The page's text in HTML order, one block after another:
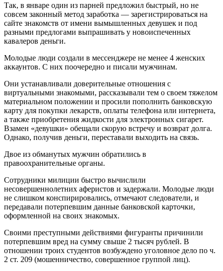
Так, в январе один из парней предложил быстрый, но не
совсем законный метод заработка — зарегистрироваться на
сайте знакомств от имени вымышленных девушек и под
разными предлогами выпрашивать у новоиспеченных
кавалеров деньги.
Молодые люди создали в мессенджере не менее 4 женских
аккаунтов. С них поочередно и писали мужчинам.
Они устанавливали доверительные отношения с
виртуальными знакомыми, рассказывали тем о своем тяжелом
материальном положении и просили пополнить банковскую
карту для покупки лекарств, оплаты телефона или интернета,
а также приобретения жидкости для электронных сигарет.
Взамен «девушки» обещали скорую встречу и возврат долга.
Однако, получив деньги, переставали выходить на связь.
Двое из обманутых мужчин обратились в
правоохранительные органы.
Сотрудники милиции быстро вычислили
несовершеннолетних аферистов и задержали. Молодые люди
не слишком конспирировались, отмечают следователи, и
передавали потерпевшим данные банковской карточки,
оформленной на своих знакомых.
Своими преступными действиями фигуранты причинили
потерпевшим вред на сумму свыше 2 тысяч рублей. В
отношении троих студентов возбуждено уголовное дело по ч.
2 ст. 209 (мошенничество, совершенное группой лиц).